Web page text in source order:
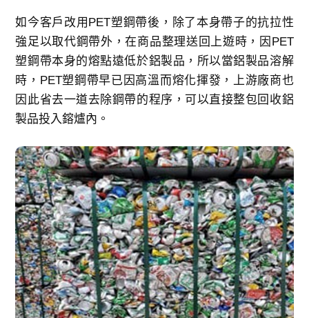
如今客戶改用PET塑鋼帶後，除了本身帶子的抗拉性
強足以取代鋼帶外，在商品整理送回上遊時，因PET
塑鋼帶本身的熔點遠低於鋁製品，所以當鋁製品溶解
時，PET塑鋼帶早已因高溫而熔化揮發，上游廠商也
因此省去一道去除鋼帶的程序，可以直接整包回收鋁
製品投入鎔爐內。